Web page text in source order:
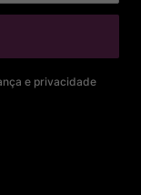
e privacidade